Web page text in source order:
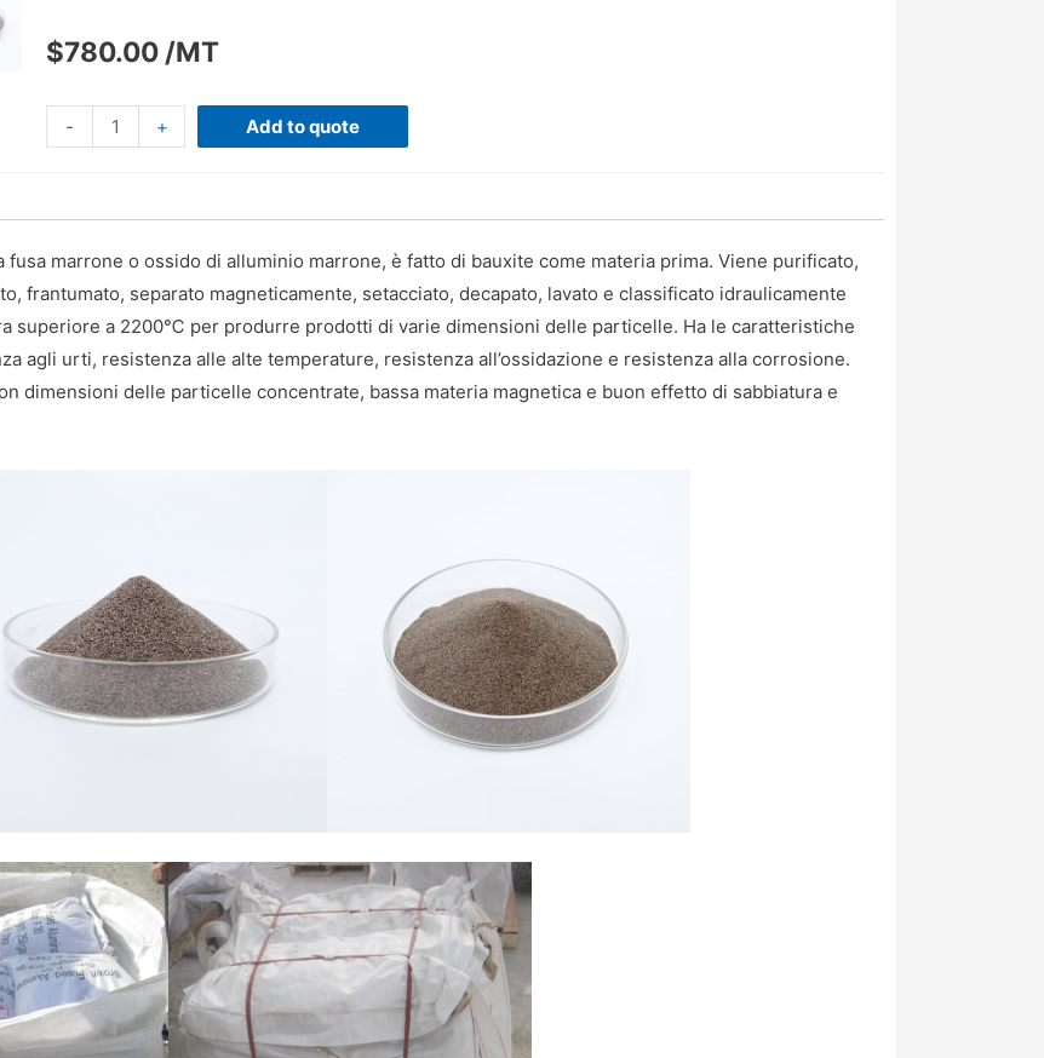
$780.00 /MT
- + Add to quote
fusa marrone o ossido di alluminio marrone, è fatto di bauxite come materia prima. Viene purificato,
frantumato, separato magneticamente, setacciato, decapato, lavato e classificato idraulicamente
superiore a 2200℃ per produrre prodotti di varie dimensioni delle particelle. Ha le caratteristiche
agli urti, resistenza alle alte temperature, resistenza all’ossidazione e resistenza alla corrosione.
dimensioni delle particelle concentrate, bassa materia magnetica e buon effetto di sabbiatura e